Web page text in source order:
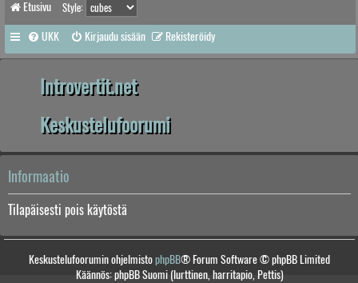
Etusivu Style:
UKK Kirjaudu sisään Rekisteröidy
Introvertit.net
Keskustelufoorumi
Informaatio
Tilapäisesti pois käytöstä
Keskustelufoorumin ohjelmistophpBB® Forum Software © phpBB Limited
Käännös: phpBB Suomi (lurttinen, harritapio, Pettis)